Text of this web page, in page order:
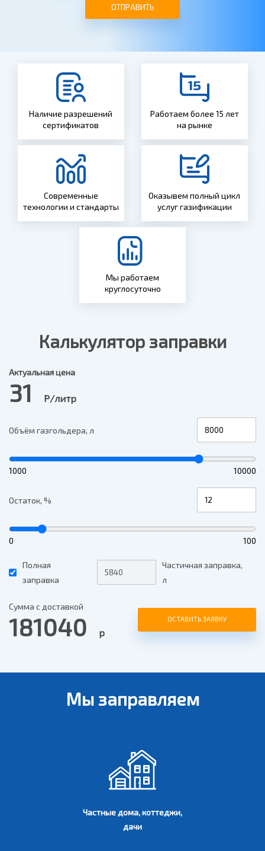
ОТПРАВИТЬ
Наличие разрешений
сертификатов
Работаем более 15 лет
на рынке
Современные
технологии и стандарты
Оказывем полный цикл
услуг газификации
Мы работаем
круглосуточно
Калькулятор заправки
Актуальная цена
31 Р/литр
Объём газгольдера, л
1000 10000
Остаток, %
0 100
Полная
заправка
Частичная заправка,
л
Сумма с доставкой
181040 р
ОСТАВИТЬ ЗАЯВКУ
Мы заправляем
Частные дома, коттеджи,
дачи